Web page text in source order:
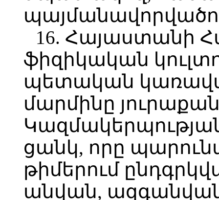
16. Հայաստանի
ֆիզիկական
պետական
մարմինը
ցանկ, որը
թիմերում
անվան,